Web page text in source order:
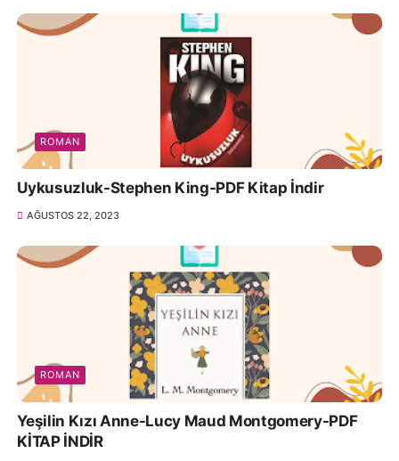
ROMAN
Uykusuzluk-Stephen King-PDF Kitap İndir
AĞUSTOS 22, 2023
ROMAN
Yeşilin Kızı Anne-Lucy Maud Montgomery-PDF
KİTAP İNDİR